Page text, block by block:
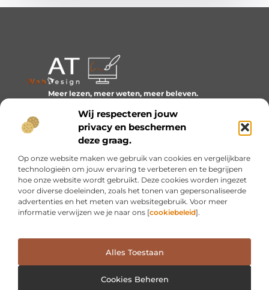
Wij respecteren jouw
privacy en beschermen
deze graag.
Op onze website maken we gebruik van cookies en vergelijkbare
technologieën om jouw ervaring te verbeteren en te begrijpen
hoe onze website wordt gebruikt. Deze cookies worden ingezet
voor diverse doeleinden, zoals het tonen van gepersonaliseerde
advertenties en het meten van websitegebruik. Voor meer
informatie verwijzen we je naar ons [cookiebeleid].
Alles Toestaan
Cookies Beheren
Meer lezen, meer weten, meer beleven.
het dagelijks leven boeiend maakt.
Bericht categorie
Onze informatie
@2025 www.at-webdesign.nl. All Right Reserved.